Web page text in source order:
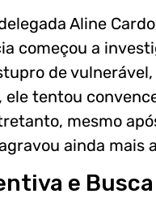
Aline
começou a
de
ele tentou
mesmo
ainda mais
e